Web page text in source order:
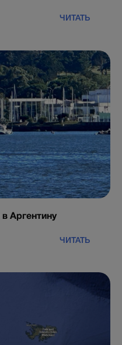
ЧИТАТЬ
Аргентину
ЧИТАТЬ